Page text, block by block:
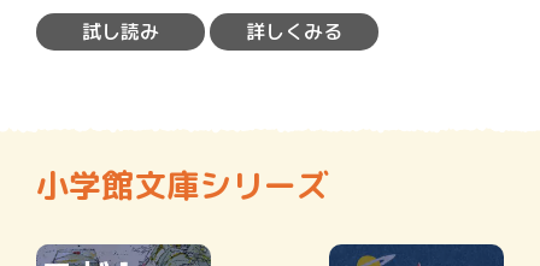
こまって坐…
試し読み 詳しくみる
小学館文庫シリーズ